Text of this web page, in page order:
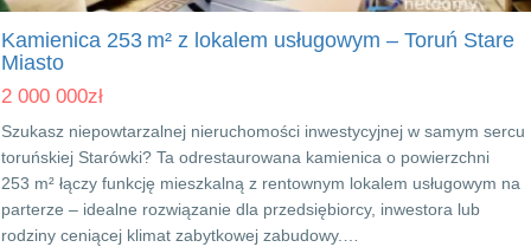
Kamienica 253 m² z lokalem usługowym – Toruń Stare
Miasto
2 000 000zł
Szukasz niepowtarzalnej nieruchomości inwestycyjnej w samym sercu
toruńskiej Starówki? Ta odrestaurowana kamienica o powierzchni
253 m² łączy funkcję mieszkalną z rentownym lokalem usługowym na
parterze – idealne rozwiązanie dla przedsiębiorcy, inwestora lub
rodziny ceniącej klimat zabytkowej zabudowy.…